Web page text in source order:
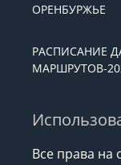
ОРЕНБУРЖЬЕ
РАСПИСАНИЕ
МАРШРУТОВ-
Все права на